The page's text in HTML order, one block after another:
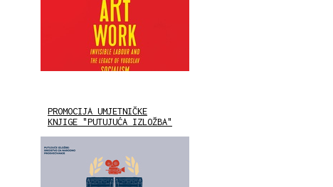
PROMOCIJA UMJETNIČKE
KNJIGE "PUTUJUĆA IZLOŽBA"